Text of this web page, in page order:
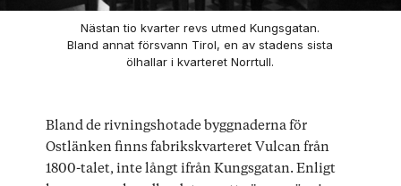
Nästan tio kvarter revs utmed Kungsgatan.
Bland annat försvann Tirol, en av stadens sista
ölhallar i kvarteret Norrtull.
Bland de rivningshotade byggnaderna för
Ostlänken finns fabrikskvarteret Vulcan från
1800-talet, inte långt ifrån Kungsgatan. Enligt